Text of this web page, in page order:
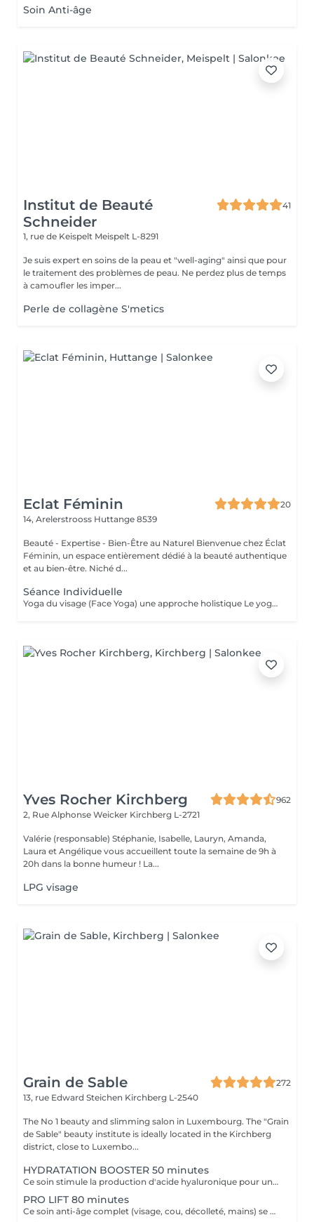
Soin Anti-âge
Institut de Beauté
Schneider
41
1, rue de Keispelt Meispelt L-8291
Je suis expert en soins de la peau et "well-aging" ainsi que pour
le traitement des problèmes de peau. Ne perdez plus de temps
à camoufler les imper...
Perle de collagène S'metics
Eclat Féminin
20
14, Arelerstrooss Huttange 8539
Beauté - Expertise - Bien-Être au Naturel Bienvenue chez Éclat
Féminin, un espace entièrement dédié à la beauté authentique
et au bien-être. Niché d...
Séance Individuelle
Yoga du visage (Face Yoga) une approche holistique Le yoga du visage, également appelé face yoga, sublime l'harmonie du corps et de l'esprit, révélant une beauté naturelle, lumineuse et pleine de vitalité. À travers des gestes précis, des automassages délicats et un travail conscient sur la respiration, la posture et les expressions, cette pratique tonifie les muscles du visage, relâche les tensions et restaure l'équilibre naturel. Bien plus qu'un rituel beauté, le yoga du visage est une expérience sensorielle unique, une parenthèse précieuse pour se reconnecter à soi. Il révèle une peau visiblement plus lisse, lumineuse et naturellement jeune, ainsi qu'un éclat raffiné et authentique. Découvrez dès maintenant mes séances : - Séance DÉCOUVERTE INDIVIDUELLE Offrez-vous une première parenthèse avec une séance Découverte de face yoga. Idéale pour explorer cette pratique, relâcher les tensions et ressentir instantanément un bien-être et un éclat naturel. - Séance DE SUIVI INDIVIDUELLE Approfondissez votre pratique et explorez de nouvelles techniques pour enrichir votre expérience. Chaque séance de suivi est personnalisée pour approfondir vos acquis, découvrir de nouveaux exercices et progresser à votre rythme, pour un bien-être durable et complet. - ÉCLAT DU VISAGE Forfait 3 Séances Personnalisées (CLIQUEZ SUR LE BOUTON D'ABONNEMENTS) Ce pack exclusif de 3 séances vous offre un programme entièrement personnalisé. Chaque session est conçue pour répondre à vos besoins, renforcer vos muscles faciaux, lisser votre peau et révéler un éclat naturellement radieux, pour des résultats durables. - COURS EN GROUPE Vivez l'expérience unique du face yoga en petit groupe, dans une atmosphère élégante et bienveillante. Partagez un moment de détente, apprenez les techniques en douceur et laissez votre beauté naturelle s'épanouir avec grâce. Découvrez l'ensemble de mes rituels et prestations exclusives sur: www.eclat-feminin.lu - SCROLLER VERS LE HAUT - DESCRIPTION -
Yves Rocher Kirchberg
962
2, Rue Alphonse Weicker Kirchberg L-2721
Valérie (responsable) Stéphanie, Isabelle, Lauryn, Amanda,
Laura et Angélique vous accueillent toute la semaine de 9h à
20h dans la bonne humeur ! La...
LPG visage
Grain de Sable
272
13, rue Edward Steichen Kirchberg L-2540
The No 1 beauty and slimming salon in Luxembourg. The "Grain
de Sable" beauty institute is ideally located in the Kirchberg
district, close to Luxembo...
HYDRATATION BOOSTER 50 minutes
Ce soin stimule la production d'acide hyaluronique pour une hydratation intense, redonnant à la peau un aspect repulpé et lissé tout en la protégeant des agressions extérieures et du vieillissement cutané.
PRO LIFT 80 minutes
Ce soin anti-âge complet (visage, cou, décolleté, mains) se distingue par sa combinaison unique d'exfoliations, de stimulation cellulaire mécanique et de manoeuvres facialistes exclusives. Il uniformise et illumine le teint, tout en liftant et redessinant les contours du visage. En comblant visiblement les rides et en renforçant la fermeté de la peau, ce soin révèle un épiderme plus lisse, lifté et rajeuni.